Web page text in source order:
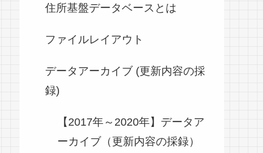
住所基盤データベースとは
ファイルレイアウト
データアーカイブ (更新内容の採
録)
【2017年～2020年】データア
ーカイブ（更新内容の採録）